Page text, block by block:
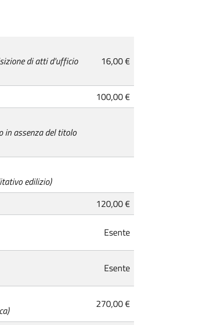
di atti d'ufficio
16,00 €
100,00 €
in assenza del titolo
edilizio)
120,00 €
Esente
Esente
270,00 €